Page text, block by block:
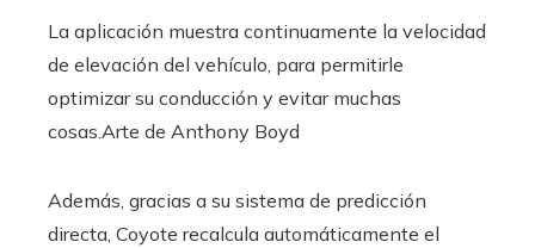
La aplicación muestra continuamente la velocidad
de elevación del vehículo, para permitirle
optimizar su conducción y evitar muchas
cosas. Arte de Anthony Boyd
Además, gracias a su sistema de predicción
directa, Coyote recalcula automáticamente el